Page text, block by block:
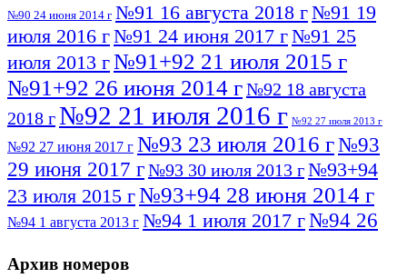
№90 24 июня 2014 г №91 16 августа 2018 г№91 19
июля 2016 г№91 24 июня 2017 г№91 25
июля 2013 г№91+92 21 июля 2015 г
№91+92 26 июня 2014 г№92 18 августа
2018 г№92 21 июля 2016 г №92 27 июля 2013 г
№92 27 июня 2017 г №93 23 июля 2016 г№93
29 июня 2017 г№93 30 июля 2013 г№93+94
23 июля 2015 г№93+94 28 июня 2014 г
№94 1 августа 2013 г №94 1 июля 2017 г№94 26
№95 7 августа 2012 г
Архив номеров